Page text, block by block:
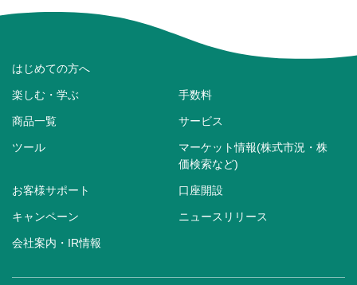
はじめての方へ
楽しむ・学ぶ 手数料
商品一覧 サービス
ツール
マーケット情報(株式市況・株
価検索など)
お客様サポート 口座開設
キャンペーン ニュースリリース
会社案内・IR情報